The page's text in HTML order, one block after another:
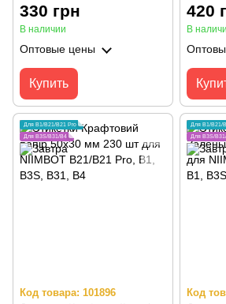
NIIMBOT B21/B21 Pro, B1,
B3S, B31, B4
330 грн
В наличии
Оптовые цены
Купить
B21/
B4
420
В
Для B1/B21/B21 Pro
Для B3S/B31/B4
Код товара: 101896
Для B1/B21/
Для B3S/
Код